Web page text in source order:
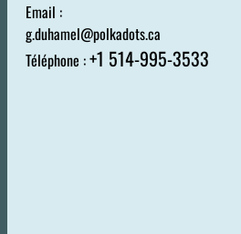
Email :
g.duhamel@polkadots.ca
Téléphone :+1 514-995-3533